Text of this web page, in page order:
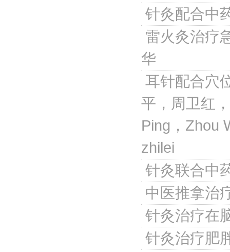
针灸配合中
雷火灸治疗
华
耳针配合穴
平，周卫红
Ping，Zhou
zhilei
针灸联合中
中医推拿治
针灸治疗在
针灸治疗肥